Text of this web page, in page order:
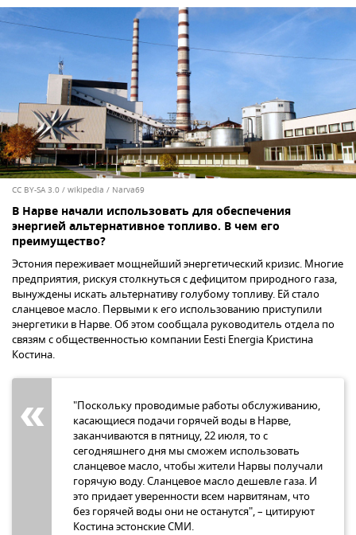
CC BY-SA 3.0 / wikipedia / Narva69
В Нарве начали использовать для обеспечения
энергией альтернативное топливо. В чем его
преимущество?
Эстония переживает мощнейший энергетический кризис. Многие
предприятия, рискуя столкнуться с дефицитом природного газа,
вынуждены искать альтернативу голубому топливу. Ей стало
сланцевое масло. Первыми к его использованию приступили
энергетики в Нарве. Об этом сообщала руководитель отдела по
связям с общественностью компании Eesti Energia Кристина
Костина.
"Поскольку проводимые работы обслуживанию,
касающиеся подачи горячей воды в Нарве,
заканчиваются в пятницу, 22 июля, то с
сегодняшнего дня мы сможем использовать
сланцевое масло, чтобы жители Нарвы получали
горячую воду. Сланцевое масло дешевле газа. И
это придает уверенности всем нарвитянам, что
без горячей воды они не останутся", – цитируют
Костина эстонские СМИ.